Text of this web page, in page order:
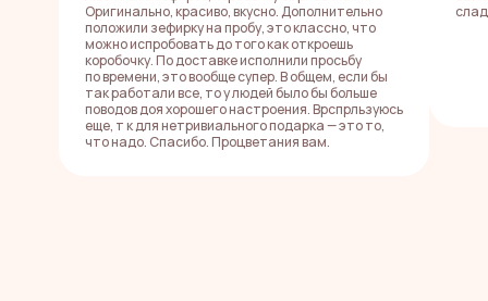
Оригинально, красиво, вкусно. Дополнительно
положили зефирку на пробу, это классно, что
можно испробовать до того как откроешь
коробочку. По доставке исполнили просьбу
по времени, это вообще супер. В общем, если бы
так работали все, то у людей было бы больше
поводов доя хорошего настроения. Врспрльзуюсь
еще, т к для нетривиального подарка — это то,
что надо. Спасибо. Процветания вам.
ЗЕФИРНЫЕ
НОВОСТИ
И ВКУСНЫЕ
СКИДКИ —